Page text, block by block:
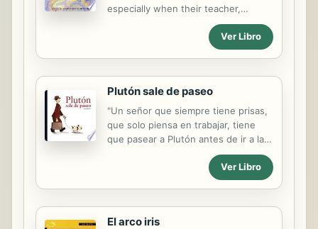
protagonistas se embarcarán en una
peligrosa aventura que,
inesperadamente, los conducirá al
libros para...
especially when their teacher,
Señorita Pulpo, picks them to work
on a project together. Original.
Ver Libro
Plutón sale de paseo
"Un señor que siempre tiene prisas,
que solo piensa en trabajar, tiene
que pasear a Plutón antes de ir a la
oficina. Pero Plutón es un perro un
tanto flotador, con un punto
aerostático, que orina en las nubes
volandas al trabajo"--
Ver Libro
El arco iris